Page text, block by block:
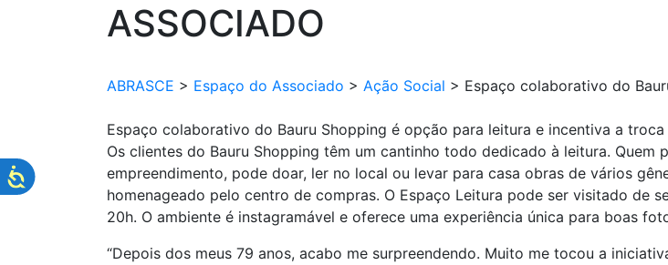
ASSOCIADO
ABRASCE > Espaço do Associado > Ação Social > Espaço colaborativo do
Espaço colaborativo do Bauru Shopping é opção para leitura e incentiva a
Os clientes do Bauru Shopping têm um cantinho todo dedicado à leitura. Quem
empreendimento, pode doar, ler no local ou levar para casa obras de vários
homenageado pelo centro de compras. O Espaço Leitura pode ser visitado de
20h. O ambiente é instagramável e oferece uma experiência única para boas
“Depois dos meus 79 anos, acabo me surpreendendo. Muito me tocou a